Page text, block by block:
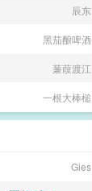
辰东
黑茄酿啤酒
蒹葭渡江
一根大棒槌
Gies